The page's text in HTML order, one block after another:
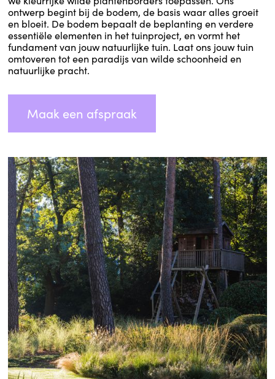
ontwerp begint bij de bodem, de basis waar alles groeit
en bloeit. De bodem bepaalt de beplanting en verdere
essentiële elementen in het tuinproject, en vormt het
fundament van jouw natuurlijke tuin. Laat ons jouw tuin
omtoveren tot een paradijs van wilde schoonheid en
natuurlijke pracht.
Maak een afspraak